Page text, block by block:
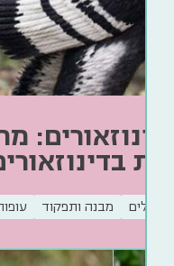
דינוזאורים:
זוחלים מבנה ותפקוד